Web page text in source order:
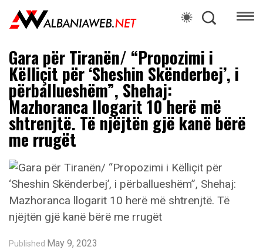
Gara për Tiranën/ “Propozimi i
Këlliçit për ‘Sheshin Skënderbej’, i
përballueshëm”, Shehaj:
Mazhoranca llogarit 10 herë më
shtrenjtë. Të njëjtën gjë kanë bërë
me rrugët
Published May 9, 2023